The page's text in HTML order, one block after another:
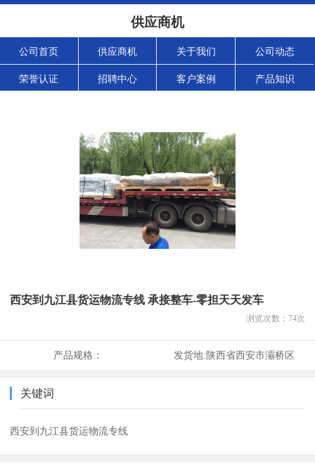
供应商机
公司首页 供应商机 关于我们 公司动态
荣誉认证 招聘中心 客户案例 产品知识
西安到九江县货运物流专线 承接整车-零担天天发车
浏览次数： 74次
产品规格： 发货地:陕西省西安市灞桥区
关键词
西安到九江县货运物流专线